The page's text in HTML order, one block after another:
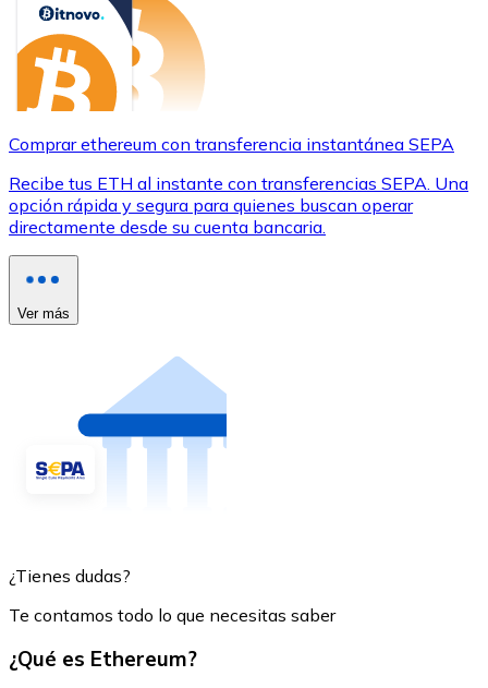
Comprar ethereum con transferencia instantánea SEPA
Recibe tus ETH al instante con transferencias SEPA. Una
opción rápida y segura para quienes buscan operar
directamente desde su cuenta bancaria.
Ver más
¿Tienes dudas?
Te contamos todo lo que necesitas saber
¿Qué es Ethereum?